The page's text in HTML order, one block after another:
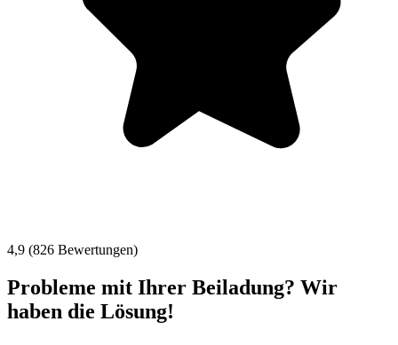
4,9 (826 Bewertungen)
Probleme mit Ihrer Beiladung? Wir
haben die Lösung!